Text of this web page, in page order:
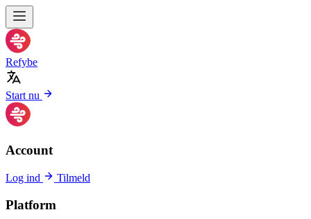
Refybe
Start nu
Account
Log ind Tilmeld
Platform